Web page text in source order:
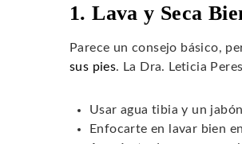
1. Lava y Seca
Parece un consejo básico,
sus pies. La Dra. Leticia
Usar agua tibia y un
Enfocarte en lavar bien